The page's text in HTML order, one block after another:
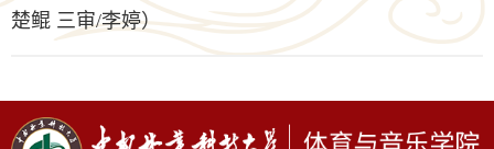
楚鲲 三审/李婷）